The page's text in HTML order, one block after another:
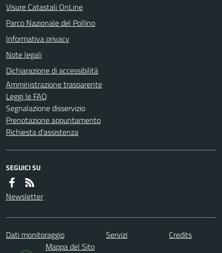
Visure Catastali OnLine
Parco Nazionale del Pollino
Informativa privacy
Note legali
Dichiarazione di accessibilità
Amministrazione trasparente
Leggi le FAQ
Segnalazione disservizio
Prenotazione appuntamento
Richiesta d'assistenza
SEGUICI SU
Newsletter
Dati monitoraggio Servizi
Credits
Mappa del Sito